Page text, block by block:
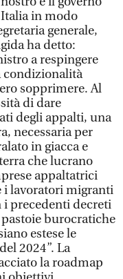
in modo
generale,
ha detto:
a respingere
condizionalità
sopprimere. Al
di dare
degli appalti, una
necessaria per
in giacca e
che lucrano
appaltatrici
i lavoratori migranti
precedenti decreti
burocratiche
estese le
2024”. La
la roadmap